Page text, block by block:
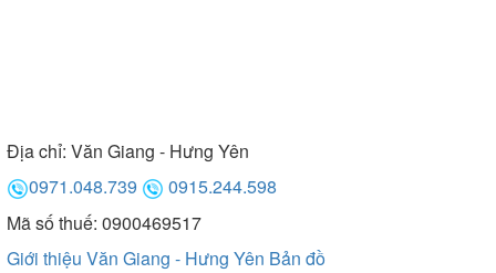
Địa chỉ: Văn Giang - Hưng Yên
0971.048.739
0915.244.598
Mã số thuế: 0900469517
Giới thiệu Văn Giang - Hưng Yên Bản đồ